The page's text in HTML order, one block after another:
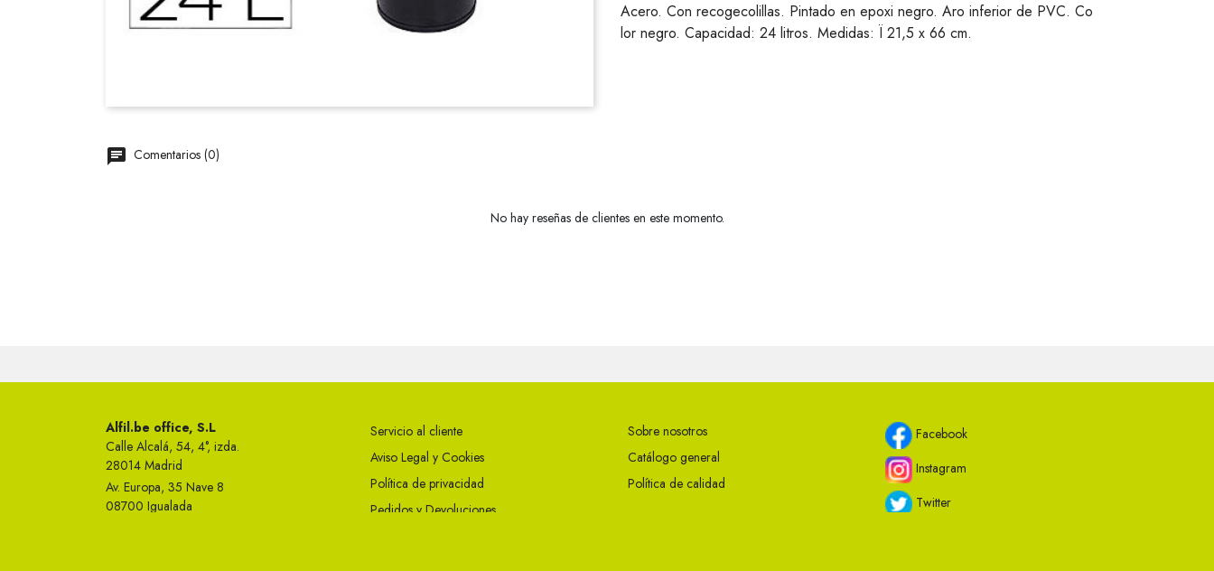
Acero. Con recogecolillas. Pintado en epoxi negro. Aro inferior de PVC. Co
lor negro. Capacidad: 24 litros. Medidas: Ï 21,5 x 66 cm.
Comentarios (0)
No hay reseñas de clientes en este momento.
Alfil.be office, S.L
Calle Alcalá, 54, 4°, izda.
28014 Madrid
Av. Europa, 35 Nave 8
08700 Igualada
Servicio al cliente
Aviso Legal y Cookies
Política de privacidad
Pedidos y Devoluciones
Sobre nosotros
Catálogo general
Política de calidad
Facebook
Instagram
Twitter